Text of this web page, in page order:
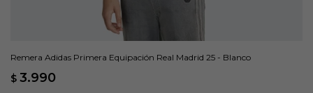
Remera Adidas Primera Equipación Real Madrid 25 - Blanco
$ 3.990